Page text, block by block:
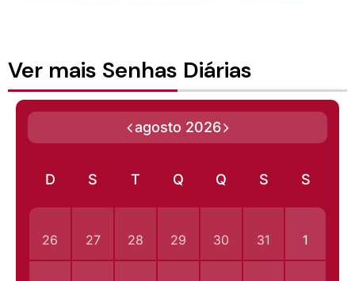
Ver mais Senhas Diárias
agosto 2026
D S T Q Q S S
26 27 28 29 30 31 1